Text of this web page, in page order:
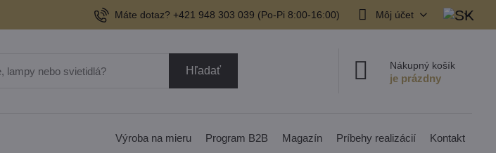
Máte dotaz? +421 948 303 039 (Po-Pi 8:00-16:00) Môj účet
Hľadať Nákupný košík
Výroba na mieru Program B2B Magazín Príbehy realizácií Kontakt